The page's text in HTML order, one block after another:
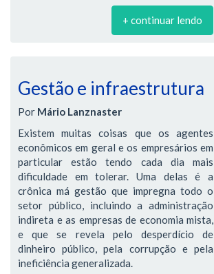
+ continuar lendo
Gestão e infraestrutura
Por Mário Lanznaster
Existem muitas coisas que os agentes
econômicos em geral e os empresários em
particular estão tendo cada dia mais
dificuldade em tolerar. Uma delas é a
crônica má gestão que impregna todo o
setor público, incluindo a administração
indireta e as empresas de economia mista,
e que se revela pelo desperdício de
dinheiro público, pela corrupção e pela
ineficiência generalizada.